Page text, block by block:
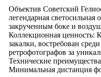
Объектив Советский
легендарная светосильная
закрученным боке и
Коллекционная ценность:
закалки, востребован
ретрофотографов за
Технические
Минимальная дистанция